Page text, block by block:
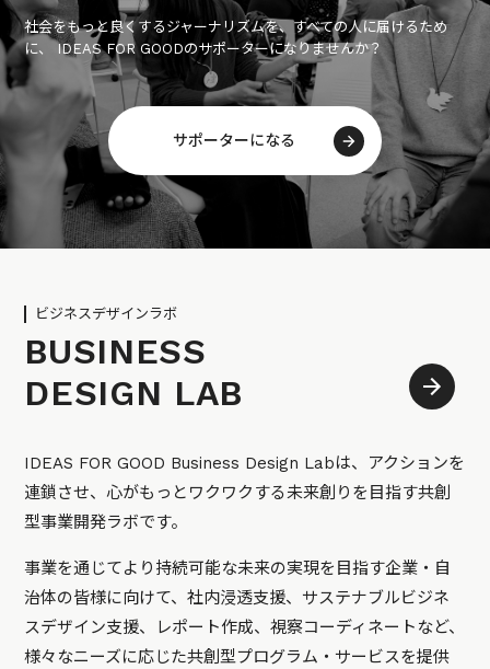
社会をもっと良くするジャーナリズムを、すべての人に届けるため
に、 IDEAS FOR GOODのサポーターになりませんか？
サポーターになる
ビジネスデザインラボ
BUSINESS
DESIGN LAB
IDEAS FOR GOOD Business Design Labは、アクションを
連鎖させ、心がもっとワクワクする未来創りを目指す共創
型事業開発ラボです。
事業を通じてより持続可能な未来の実現を目指す企業・自
治体の皆様に向けて、社内浸透支援、サステナブルビジネ
スデザイン支援、レポート作成、視察コーディネートなど、
様々なニーズに応じた共創型プログラム・サービスを提供